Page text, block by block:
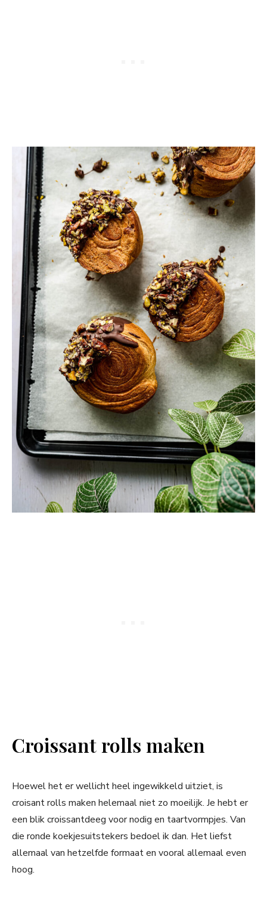
Croissant rolls maken
Hoewel het er wellicht heel ingewikkeld uitziet, is
croisant rolls maken helemaal niet zo moeilijk. Je hebt er
een blik croissantdeeg voor nodig en taartvormpjes. Van
die ronde koekjesuitstekers bedoel ik dan. Het liefst
allemaal van hetzelfde formaat en vooral allemaal even
hoog.